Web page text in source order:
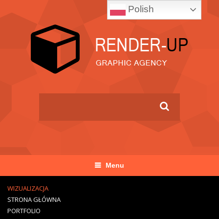
Menu
WIZUALIZACJA
STRONA GŁÓWNA
PORTFOLIO
Polish